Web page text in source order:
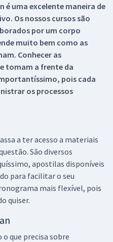
é uma excelente maneira de
Os nossos cursos são
por um corpo
muito bem como as
Conhecer as
tomam a frente da
pois cada
os processos
a ter acesso a materiais
São diversos
apostilas disponíveis
para facilitar o seu
mais flexível, pois
quiser.
o que precisa sobre